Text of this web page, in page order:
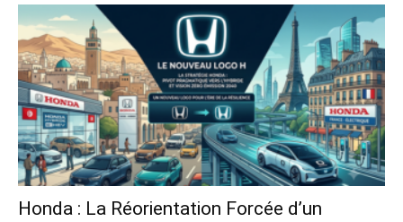
Honda : La Réorientation Forcée d’un